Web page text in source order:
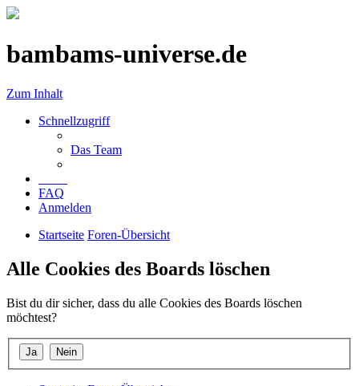
bambams-universe.de
Zum Inhalt
Schnellzugriff
Das Team
FAQ
Anmelden
Startseite Foren-Übersicht
Alle Cookies des Boards löschen
Bist du dir sicher, dass du alle Cookies des Boards löschen
möchtest?